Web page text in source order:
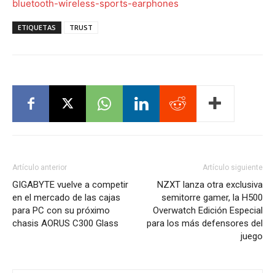
bluetooth-wireless-sports-earphones
ETIQUETAS TRUST
Artículo anterior
GIGABYTE vuelve a competir
en el mercado de las cajas
para PC con su próximo
chasis AORUS C300 Glass
Artículo siguiente
NZXT lanza otra exclusiva
semitorre gamer, la H500
Overwatch Edición Especial
para los más defensores del
juego